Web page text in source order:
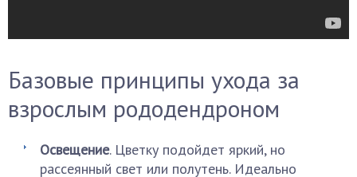
Базовые принципы ухода за
взрослым рододендроном
Освещение. Цветку подойдет яркий, но
рассеянный свет или полутень. Идеально